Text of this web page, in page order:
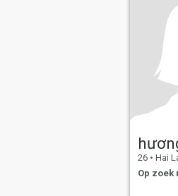
26 • Hai
Op zoek